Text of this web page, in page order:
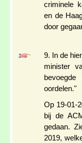
criminele
en de
door
9. In de
minister
oordelen."
Op 19-01-
bij de
gedaan.
2019,